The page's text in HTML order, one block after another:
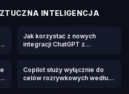
INTELIGENCJA
Jak korzystać z nowych
integracji ChatGPT z
Copilot służy wyłącznie do
celów rozrywkowych według